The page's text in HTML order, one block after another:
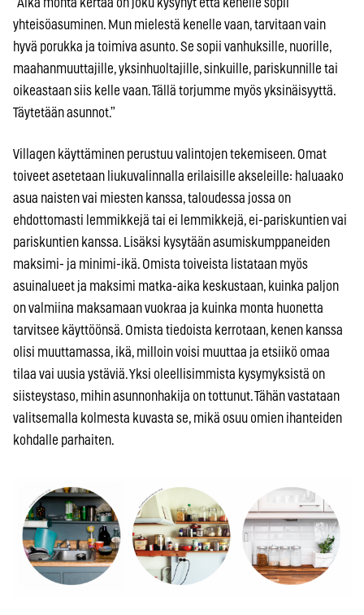
“Aika monta kertaa on joku kysynyt että kenelle sopii
yhteisöasuminen. Mun mielestä kenelle vaan, tarvitaan vain
hyvä porukka ja toimiva asunto. Se sopii vanhuksille, nuorille,
maahanmuuttajille, yksinhuoltajille, sinkuille, pariskunnille tai
oikeastaan siis kelle vaan. Tällä torjumme myös yksinäisyyttä.
Täytetään asunnot.”
Villagen käyttäminen perustuu valintojen tekemiseen. Omat
toiveet asetetaan liukuvalinnalla erilaisille akseleille: haluaako
asua naisten vai miesten kanssa, taloudessa jossa on
ehdottomasti lemmikkejä tai ei lemmikkejä, ei-pariskuntien vai
pariskuntien kanssa. Lisäksi kysytään asumiskumppaneiden
maksimi- ja minimi-ikä. Omista toiveista listataan myös
asuinalueet ja maksimi matka-aika keskustaan, kuinka paljon
on valmiina maksamaan vuokraa ja kuinka monta huonetta
tarvitsee käyttöönsä. Omista tiedoista kerrotaan, kenen kanssa
olisi muuttamassa, ikä, milloin voisi muuttaa ja etsiikö omaa
tilaa vai uusia ystäviä. Yksi oleellisimmista kysymyksistä on
siisteystaso, mihin asunnonhakija on tottunut. Tähän vastataan
valitsemalla kolmesta kuvasta se, mikä osuu omien ihanteiden
kohdalle parhaiten.